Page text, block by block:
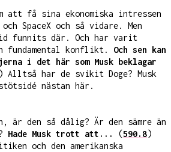
att få sina ekonomiska intressen
SpaceX och så vidare. Men
funnits där. Och har varit
fundamental konflikt. Och sen kan
i det här som Musk beklagar
) Alltså har de svikit Doge? Musk
nästan här.
är den så dålig? Är den sämre än
Hade Musk trott att... (590.8)
och den amerikanska